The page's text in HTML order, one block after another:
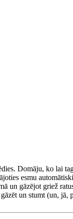
Domāju, ko lai
esmu
un gāzējot griež
un stumt (un,